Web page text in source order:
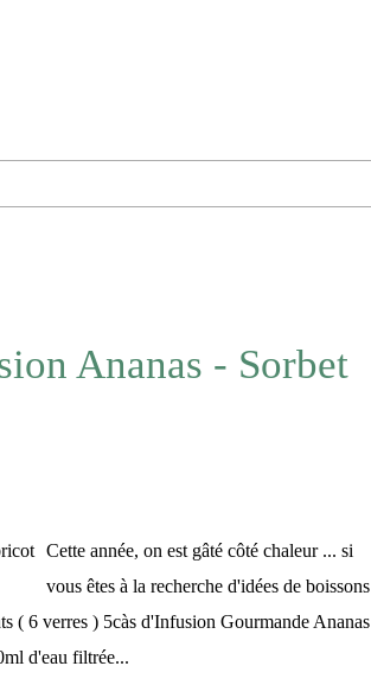
Ananas - Sorbet
Cette année, on est gâté côté chaleur ... si
vous êtes à la recherche d'idées de boissons
( 6 verres ) 5càs d'Infusion Gourmande Ananas
d'eau filtrée...